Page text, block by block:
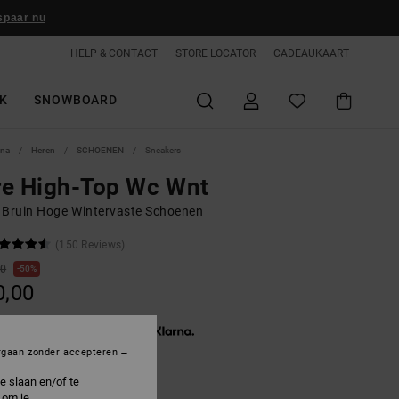
nu
HELP & CONTACT STORE LOCATOR CADEAUKAART
SNOWBOARD
Heren SCHOENEN Sneakers
High-Top Wc Wnt
Bruin Hoge Wintervaste Schoenen
(150 Reviews)
50%
slaan en/of te
zonder accepteren